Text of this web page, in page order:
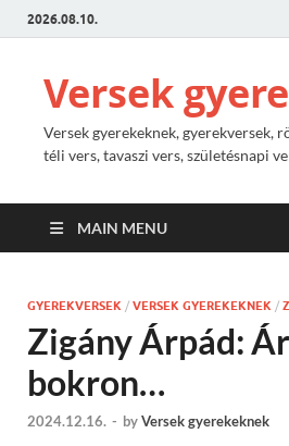
2026.08.10.
Versek
Versek gyerekeknek, gyerekversek,
téli vers, tavaszi vers, születésnapi
MAIN MENU
GYEREKVERSEK / VERSEK GYEREKEKNEK /
Zigány Árpád:
bokron…
2024.12.16. - byVersek gyerekeknek